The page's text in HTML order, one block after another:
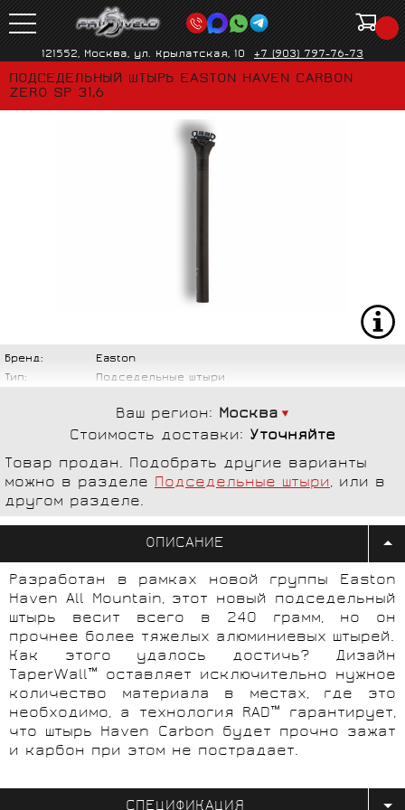
121552, Москва, ул. Крылатская, 10 +7 (903) 797-76-73
ПОДСЕДЕЛЬНЫЙ ШТЫРЬ EASTON HAVEN CARBON
ZERO SP 31,6
Бренд:
Easton
Тип:
Подседельные штыри
Ваш регион: Москва
Стоимость доставки: Уточняйте
Товар продан. Подобрать другие варианты
можно в разделе Подседельные штыри, или в
другом разделе.
ОПИСАНИЕ
Разработан в рамках новой группы Easton
Haven All Mountain, этот новый подседельный
штырь весит всего в 240 грамм, но он
прочнее более тяжелых алюминиевых штырей.
Как этого удалось достичь? Дизайн
TaperWall™ оставляет исключительно нужное
количество материала в местах, где это
необходимо, а технология RAD™ гарантирует,
что штырь Haven Carbon будет прочно зажат
и карбон при этом не пострадает.